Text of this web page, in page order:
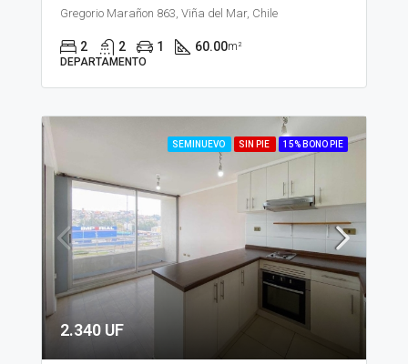
Gregorio Marañon 863, Viña del Mar, Chile
2 2 1 60.00m²
DEPARTAMENTO
SEMINUEVO SIN PIE 15% BONO PIE
2.340 UF